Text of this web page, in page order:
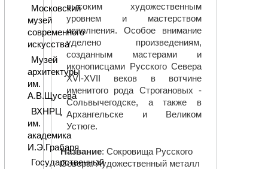
высоким художественным
уровнем и мастерством
исполнения. Особое внимание
уделено произведениям,
созданным мастерами и
иконописцами Русского Севера
XVI-XVII веков в вотчине
именитого рода Строгановых -
Сольвычегодске, а также в
Архангельске и Великом
Устюге.
Название: Сокровища Русского
Севера. Художественный металл
Московский
музей
современного
искусства
Музей
архитектуры
им.
А.В.Щусева
ВХНРЦ
им.
академика
И.Э.Грабаря
Государственный